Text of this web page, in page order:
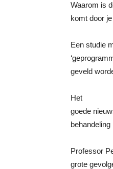
Waarom is
komt door
Een studie
geveld
Het
goede
Professor
grote